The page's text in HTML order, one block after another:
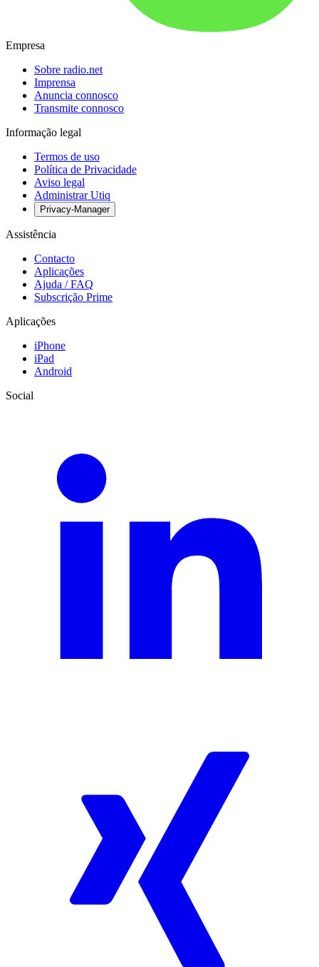
Empresa
Sobre radio.net
Imprensa
Anuncia connosco
Transmite connosco
Informação legal
Termos de uso
Política de Privacidade
Aviso legal
Administrar Utiq
Privacy-Manager
Assistência
Contacto
Aplicações
Ajuda / FAQ
Subscrição Prime
Aplicações
iPhone
iPad
Android
Social